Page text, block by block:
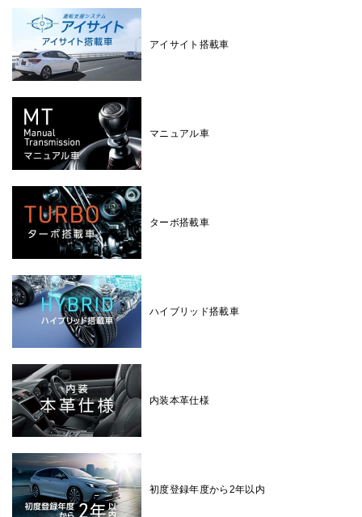
アイサイト搭載車
マニュアル車
ターボ搭載車
ハイブリッド搭載車
内装本革仕様
初度登録年度から2年以内